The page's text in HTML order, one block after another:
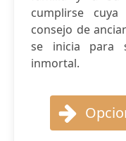
cumplirse
consejo de
se inicia para
inmortal.